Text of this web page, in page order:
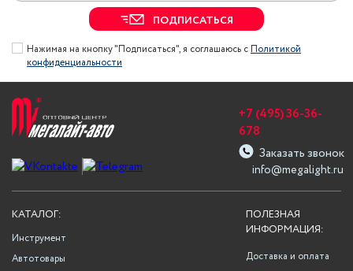
ПОДПИСАТЬСЯ
Нажимая на кнопку "Подписаться", я соглашаюсь сПолитикой
конфиденциальности
info@megalight.ru
+7 (495) 36-36-
678
Заказать звонок
ПОЛЕЗНАЯ
ИНФОРМАЦИЯ:
Доставка и оплата
КАТАЛОГ:
Инструмент
Автотовары